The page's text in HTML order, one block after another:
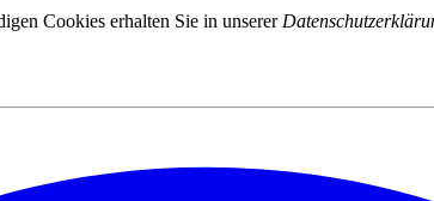
Cookies erhalten Sie in unserer